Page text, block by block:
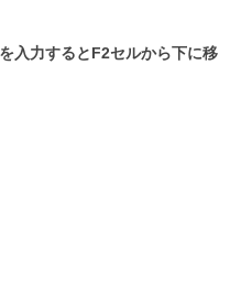
入力するとF2セルから下に移